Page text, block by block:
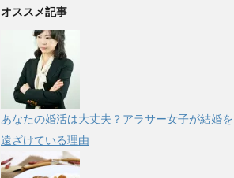
オススメ記事
あなたの婚活は大丈夫？アラサー女子が結婚を
遠ざけている理由